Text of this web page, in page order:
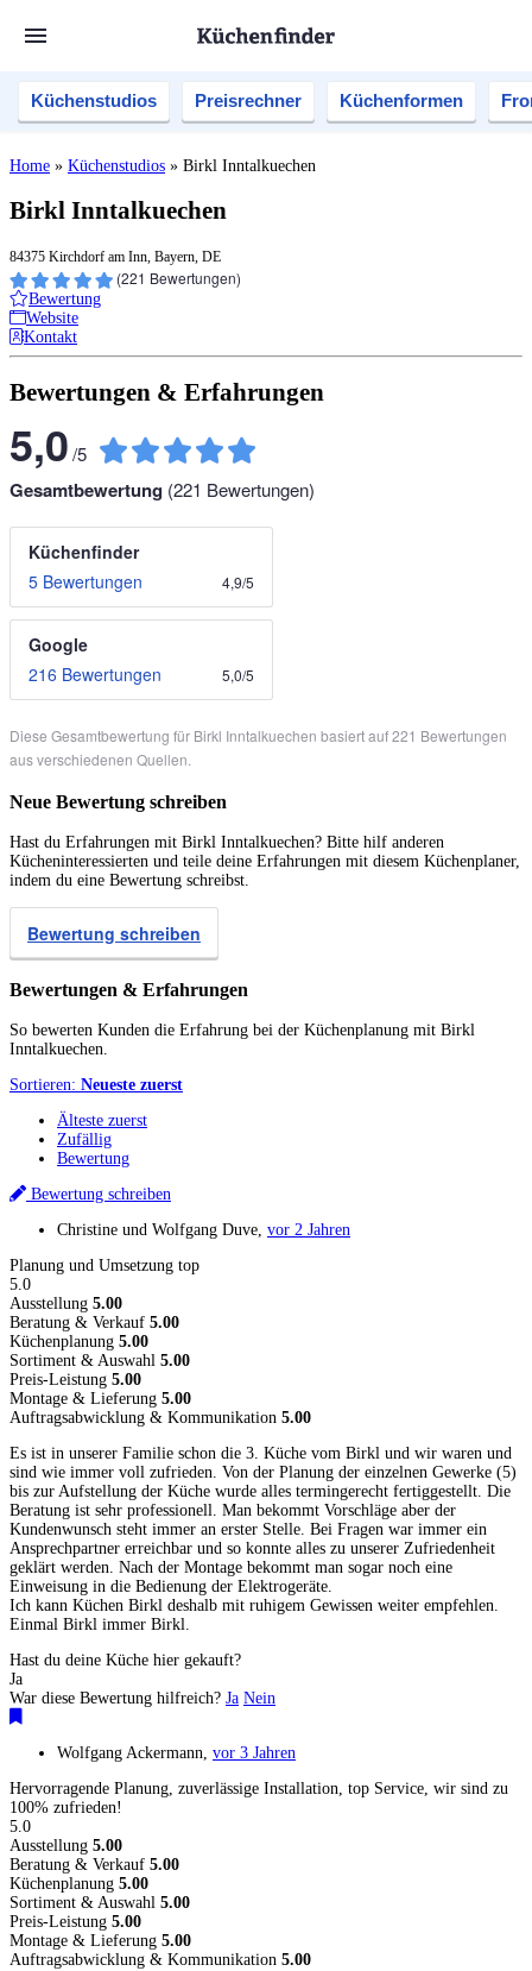
Küchenstudios Preisrechner Küchenformen
Home » Küchenstudios » Birkl Inntalkuechen
Birkl Inntalkuechen
84375 Kirchdorf am Inn, Bayern, DE
(221 Bewertungen)
Bewertung
Website
Kontakt
Bewertungen & Erfahrungen
5,0/5
Gesamtbewertung (221 Bewertungen)
Küchenfinder
5 Bewertungen
4,9/5
Google
216 Bewertungen
5,0/5
Diese Gesamtbewertung für Birkl Inntalkuechen basiert auf 221 Bewertungen
aus verschiedenen Quellen.
Neue Bewertung schreiben
Hast du Erfahrungen mit Birkl Inntalkuechen? Bitte hilf anderen
Kücheninteressierten und teile deine Erfahrungen mit diesem Küchenplaner,
indem du eine Bewertung schreibst.
Bewertung schreiben
Bewertungen & Erfahrungen
So bewerten Kunden die Erfahrung bei der Küchenplanung mit Birkl
Inntalkuechen.
Sortieren: Neueste zuerst
Älteste zuerst
Zufällig
Bewertung
Bewertung schreiben
Christine und Wolfgang Duve, vor 2 Jahren
Planung und Umsetzung top
5.0
Ausstellung 5.00
Beratung & Verkauf 5.00
Küchenplanung 5.00
Sortiment & Auswahl 5.00
Preis-Leistung 5.00
Montage & Lieferung 5.00
Auftragsabwicklung & Kommunikation 5.00
Es ist in unserer Familie schon die 3. Küche vom Birkl und wir waren und
sind wie immer voll zufrieden. Von der Planung der einzelnen Gewerke (5)
bis zur Aufstellung der Küche wurde alles termingerecht fertiggestellt. Die
Beratung ist sehr professionell. Man bekommt Vorschläge aber der
Kundenwunsch steht immer an erster Stelle. Bei Fragen war immer ein
Ansprechpartner erreichbar und so konnte alles zu unserer Zufriedenheit
geklärt werden. Nach der Montage bekommt man sogar noch eine
Einweisung in die Bedienung der Elektrogeräte.
Ich kann Küchen Birkl deshalb mit ruhigem Gewissen weiter empfehlen.
Einmal Birkl immer Birkl.
Hast du deine Küche hier gekauft?
Ja
War diese Bewertung hilfreich? Ja Nein
Wolfgang Ackermann, vor 3 Jahren
Hervorragende Planung, zuverlässige Installation, top Service, wir sind zu
100% zufrieden!
5.0
Ausstellung 5.00
Beratung & Verkauf 5.00
Küchenplanung 5.00
Sortiment & Auswahl 5.00
Preis-Leistung 5.00
Montage & Lieferung 5.00
Auftragsabwicklung & Kommunikation 5.00